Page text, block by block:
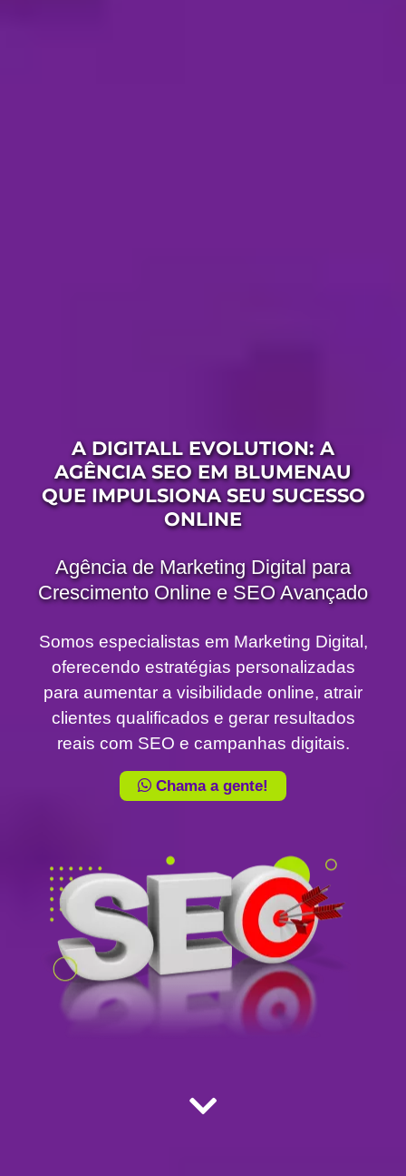
A DIGITALL EVOLUTION: A
AGÊNCIA SEO EM BLUMENAU
QUE IMPULSIONA SEU SUCESSO
ONLINE
Agência de Marketing Digital para
Crescimento Online e SEO Avançado
Somos especialistas em Marketing Digital,
oferecendo estratégias personalizadas
para aumentar a visibilidade online, atrair
clientes qualificados e gerar resultados
reais com SEO e campanhas digitais.
Chama a gente!